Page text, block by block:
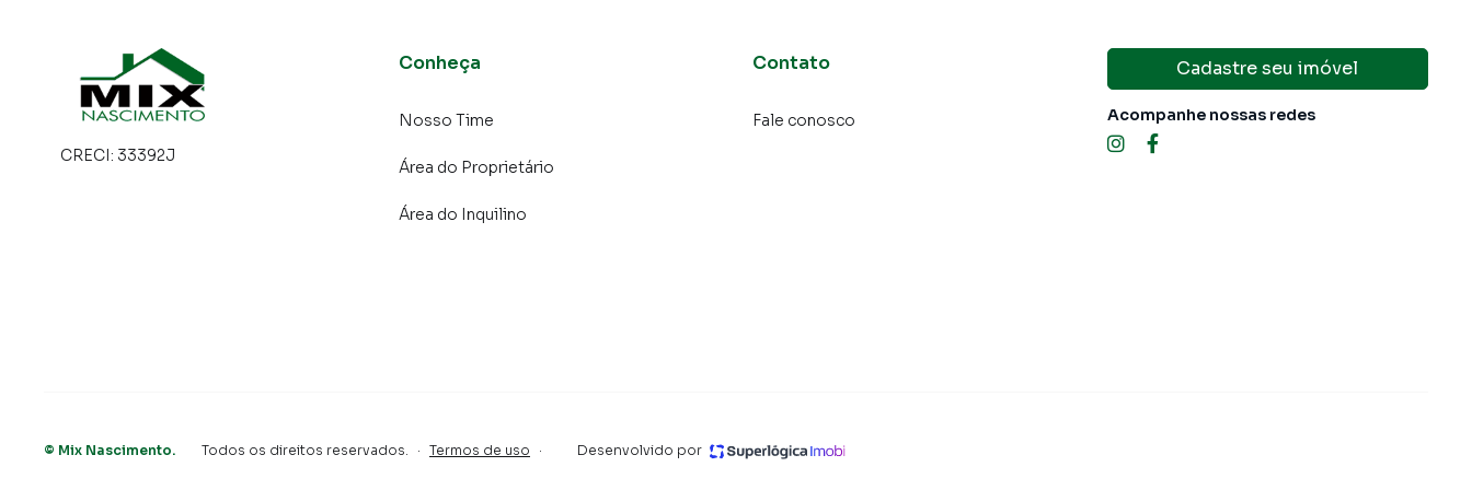
consequência uma maior chance de vender ou alugar seu imóvel mais rápido. Contamos também com
um time de programadores, corretores treinados e uma central de atendimento preparada para
atender proprietários e inquilinos.
CRECI: 33392J
Conheça
Nosso Time
Área do Proprietário
Área do Inquilino
Contato
Fale conosco
Cadastre seu imóvel
Acompanhe nossas redes
© Mix Nascimento. Todos os direitos reservados. · Termos de uso · Desenvolvido por